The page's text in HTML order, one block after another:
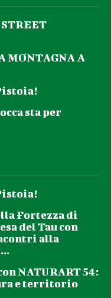
MONTAGNA A
sta per
Fortezza di
del Tau con
alla
NATURART 54:
e territorio